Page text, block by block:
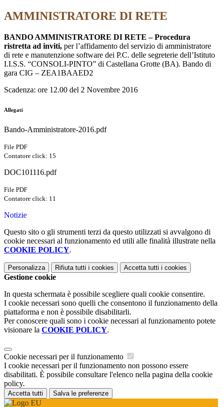
AMMINISTRATORE DI RETE
BANDO AMMINISTRATORE DI RETE – Procedura
ristretta ad inviti, per l’affidamento del servizio di amministratore
di rete e manutenzione software dei P.C. delle segreterie dell’Istituto
I.I.S.S. “CONSOLI-PINTO” di Castellana Grotte (BA). Bando di
gara CIG – ZEA1BAAED2
Scadenza: ore 12.00 del 2 Novembre 2016
Allegati
Bando-Amministratore-2016.pdf
File PDF
Contatore click: 15
DOC101116.pdf
File PDF
Contatore click: 11
Notizie
Questo sito o gli strumenti terzi da questo utilizzati si avvalgono di
cookie necessari al funzionamento ed utili alle finalità illustrate nella
COOKIE POLICY.
Personalizza Rifiuta tutti i cookies Accetta tutti i cookies
Gestione cookie
In questa schermata è possibile scegliere quali cookie consentire.
I cookie necessari sono quelli che consentono il funzionamento della
piattaforma e non è possibile disabilitarli.
Per conoscere quali sono i cookie necessari al funzionamento potete
visionare la COOKIE POLICY.
Cookie necessari per il funzionamento
I cookie necessari per il funzionamento non possono essere
disabilitati. È possibile consultare l'elenco nella pagina della cookie
policy.
Accetta tutti Salva le preferenze